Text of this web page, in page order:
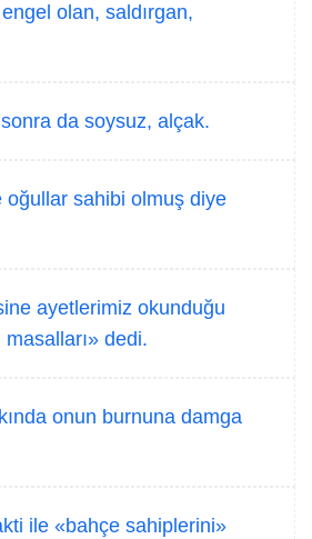
olan, saldırgan,
da soysuz, alçak.
oğullar sahibi olmuş diye
ayetlerimiz okunduğu
dedi.
onun burnuna damga
ile «bahçe sahiplerini»